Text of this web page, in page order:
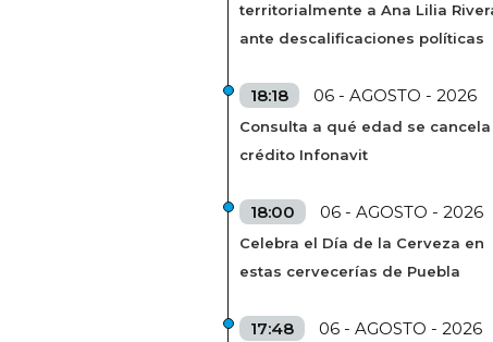
territorialmente a Ana Lilia
ante descalificaciones políticas
18:18 06 - AGOSTO - 2026
Consulta a qué edad se cancela
crédito Infonavit
18:00 06 - AGOSTO - 2026
Celebra el Día de la Cerveza en
estas cervecerías de Puebla
17:48 06 - AGOSTO - 2026